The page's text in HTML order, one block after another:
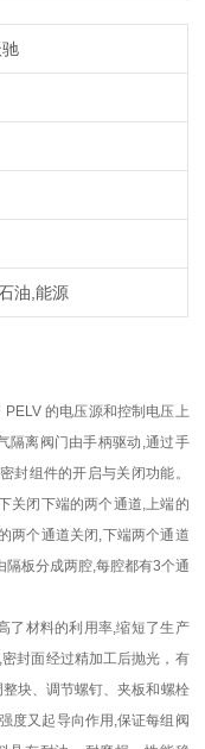
油,能源
的电压源和控制电压上
隔离阀门由手柄驱动,通过手
封组件的开启与关闭功能。
关闭下端的两个通道,上端的
两个通道关闭,下端两个通道
板分成两腔,每腔都有3个通
了材料的利用率,缩短了生产
封面经过精加工后抛光，有
块、调节螺钉、夹板和螺栓
度又起导向作用,保证每组阀